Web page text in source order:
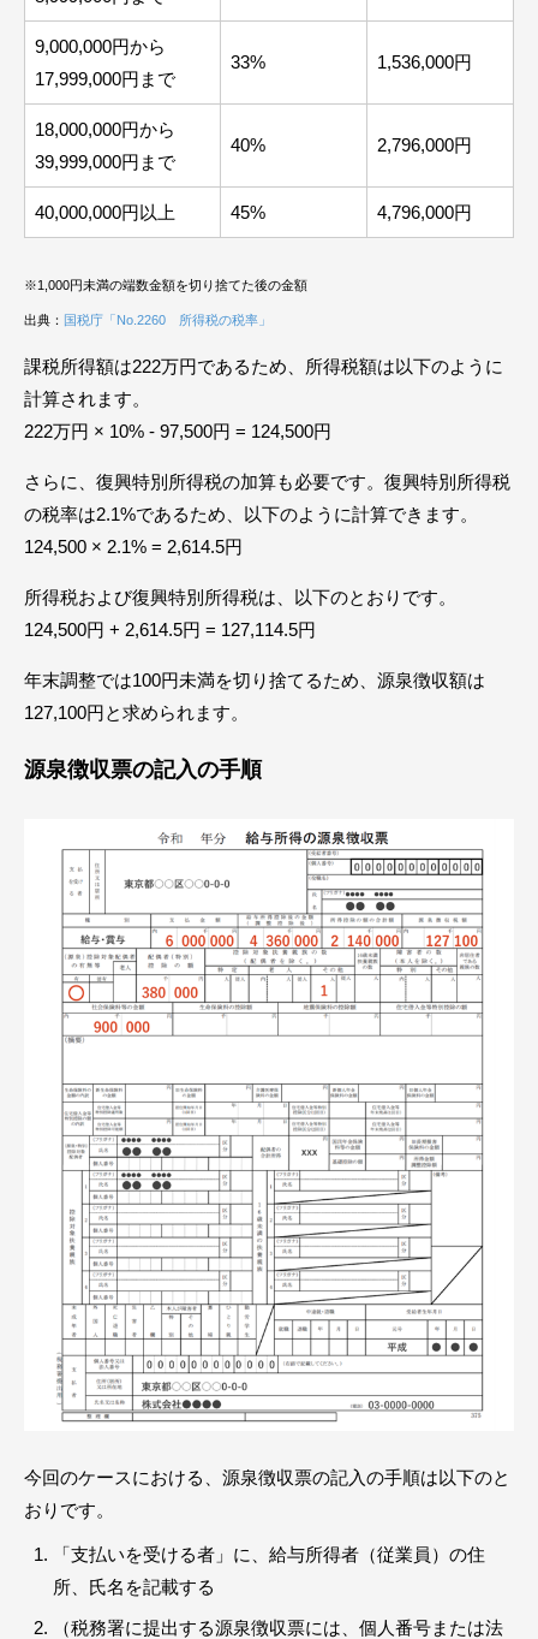
9,000,000円から
17,999,000円まで
33% 1,536,000円
18,000,000円から
39,999,000円まで
40% 2,796,000円
40,000,000円以上 45% 4,796,000円
※1,000円未満の端数金額を切り捨てた後の金額
出典： 国税庁「No.2260 所得税の税率」
課税所得額は222万円であるため、所得税額は以下のように
計算されます。
222万円 × 10% - 97,500円 = 124,500円
さらに、復興特別所得税の加算も必要です。復興特別所得税
の税率は2.1%であるため、以下のように計算できます。
124,500 × 2.1% = 2,614.5円
所得税および復興特別所得税は、以下のとおりです。
124,500円 + 2,614.5円 = 127,114.5円
年末調整では100円未満を切り捨てるため、源泉徴収額は
127,100円と求められます。
源泉徴収票の記入の手順
今回のケースにおける、源泉徴収票の記入の手順は以下のと
おりです。
「支払いを受ける者」に、給与所得者（従業員）の住
所、氏名を記載する
（税務署に提出する源泉徴収票には、個人番号または法